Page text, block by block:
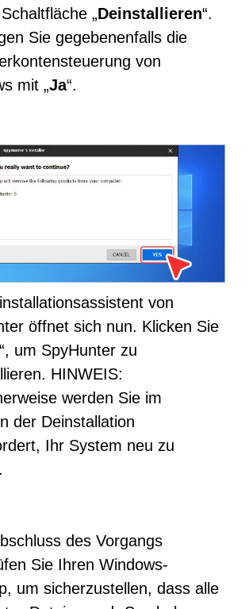
„Deinstallieren“.
Sie gegebenenfalls die
von
mit „Ja“.
von
öffnet sich nun. Klicken Sie
“, um SpyHunter zu
HINWEIS:
werden Sie im
der Deinstallation
Ihr System neu zu
des Vorgangs
Sie Ihren Windows-
um sicherzustellen, dass alle